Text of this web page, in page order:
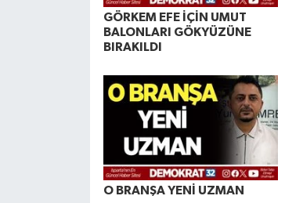
GÖRKEM EFE İÇİN UMUT
BALONLARI GÖKYÜZÜNE
BIRAKILDI
O BRANŞA YENİ UZMAN